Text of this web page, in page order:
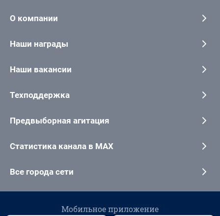
О компании
Наши награды
Наши вакансии
Техподдержка
Предвыборная агитация
Статистика канала в MAX
Все города сети
Мобильное приложение